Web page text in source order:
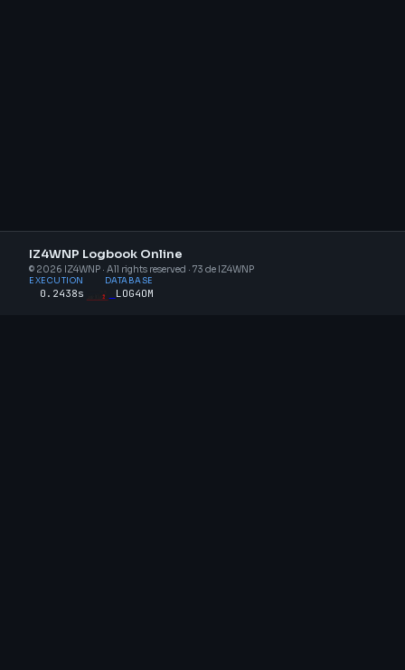
IZ4WNP Logbook Online
© 2026 IZ4WNP · All rights reserved · 73 de IZ4WNP
EXECUTION
0.2438s
DATABASE
LOG4OM